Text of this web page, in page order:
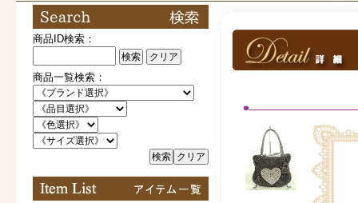
商品ID検索：
検索 クリア
商品一覧検索：
クリア
検索